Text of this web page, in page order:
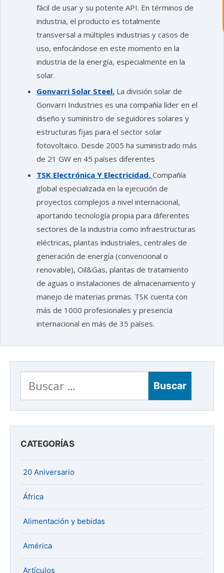
fácil de usar y su potente API. En términos de
industria, el producto es totalmente
transversal a múltiples industrias y casos de
uso, enfocándose en este momento en la
industria de la energía, especialmente en la
solar.
Gonvarri Solar Steel. La división solar de
Gonvarri Industries es una compañía líder en el
diseño y suministro de seguidores solares y
estructuras fijas para el sector solar
fotovoltaico. Desde 2005 ha suministrado más
de 21 GW en 45 países diferentes
TSK Electrónica Y Electricidad. Compañía
global especializada en la ejecución de
proyectos complejos a nivel internacional,
aportando tecnología propia para diferentes
sectores de la industria como infraestructuras
eléctricas, plantas industriales, centrales de
generación de energía (convencional o
renovable), Oil&Gas, plantas de tratamiento
de aguas o instalaciones de almacenamiento y
manejo de materias primas. TSK cuenta con
más de 1000 profesionales y presencia
internacional en más de 35 países.
Buscar:
CATEGORÍAS
20 Aniversario
África
Alimentación y bebidas
América
Artículos
aceptas nuestra política de privacidad
¿En que te puedo ayudar hoy?